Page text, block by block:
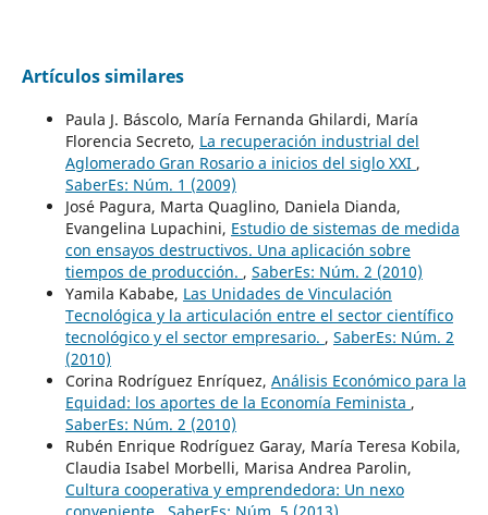
Artículos similares
Paula J. Báscolo, María Fernanda Ghilardi, María
Florencia Secreto, La recuperación industrial del
Aglomerado Gran Rosario a inicios del siglo XXI ,
SaberEs: Núm. 1 (2009)
José Pagura, Marta Quaglino, Daniela Dianda,
Evangelina Lupachini, Estudio de sistemas de medida
con ensayos destructivos. Una aplicación sobre
tiempos de producción. , SaberEs: Núm. 2 (2010)
Yamila Kababe, Las Unidades de Vinculación
Tecnológica y la articulación entre el sector científico
tecnológico y el sector empresario. , SaberEs: Núm. 2
(2010)
Corina Rodríguez Enríquez, Análisis Económico para la
Equidad: los aportes de la Economía Feminista ,
SaberEs: Núm. 2 (2010)
Rubén Enrique Rodríguez Garay, María Teresa Kobila,
Claudia Isabel Morbelli, Marisa Andrea Parolin,
Cultura cooperativa y emprendedora: Un nexo
conveniente
SaberEs: Núm. 5 (2013)